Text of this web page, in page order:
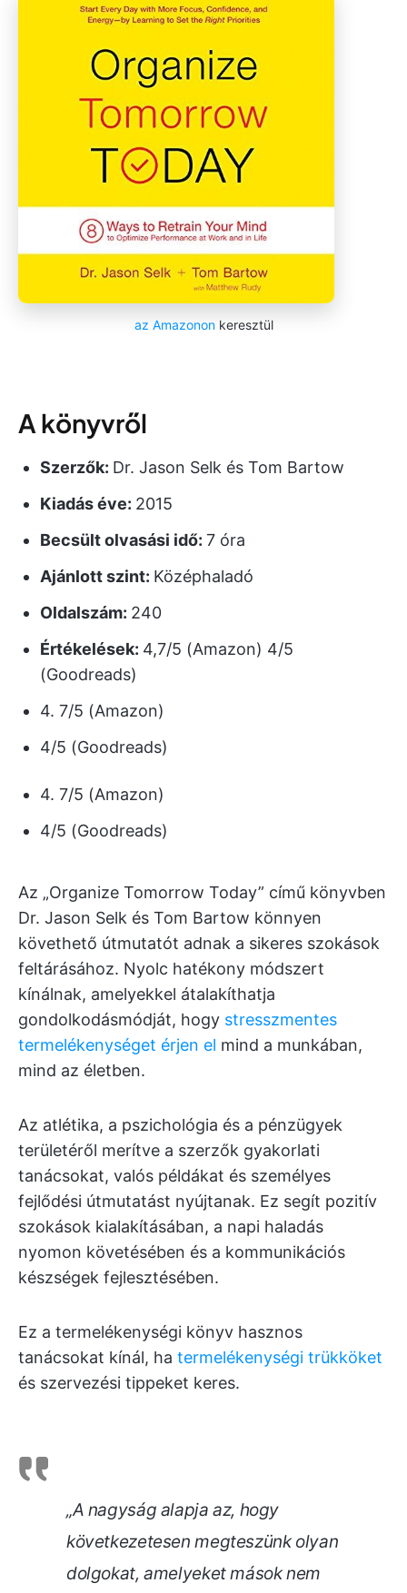
az Amazononkeresztül
A könyvről
Szerzők: Dr. Jason Selk és Tom Bartow
Kiadás éve: 2015
Becsült olvasási idő: 7 óra
Ajánlott szint: Középhaladó
Oldalszám: 240
Értékelések: 4,7/5 (Amazon) 4/5
(Goodreads)
4. 7/5 (Amazon)
4/5 (Goodreads)
4. 7/5 (Amazon)
4/5 (Goodreads)
Az „Organize Tomorrow Today” című könyvben
Dr. Jason Selk és Tom Bartow könnyen
követhető útmutatót adnak a sikeres szokások
feltárásához. Nyolc hatékony módszert
kínálnak, amelyekkel átalakíthatja
gondolkodásmódját, hogy stresszmentes
termelékenységet érjen el mind a munkában,
mind az életben.
Az atlétika, a pszichológia és a pénzügyek
területéről merítve a szerzők gyakorlati
tanácsokat, valós példákat és személyes
fejlődési útmutatást nyújtanak. Ez segít pozitív
szokások kialakításában, a napi haladás
nyomon követésében és a kommunikációs
készségek fejlesztésében.
Ez a termelékenységi könyv hasznos
tanácsokat kínál, ha termelékenységi trükköket
és szervezési tippeket keres.
„A nagyság alapja az, hogy
következetesen megteszünk olyan
dolgokat, amelyeket mások nem